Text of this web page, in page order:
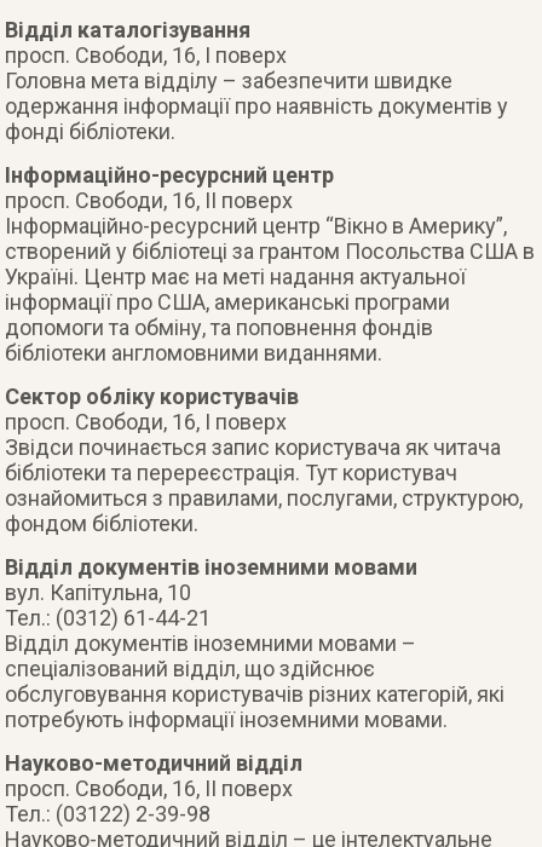
Відділ каталогізування
просп. Свободи, 16, І поверх
Головна мета відділу – забезпечити швидке
одержання інформації про наявність документів у
фонді бібліотеки.
Інформаційно-ресурсний центр
просп. Свободи, 16, ІІ поверх
Інформаційно-ресурсний центр “Вікно в Америку”,
створений у бібліотеці за грантом Посольства США в
Україні. Центр має на меті надання актуальної
інформації про США, американські програми
допомоги та обміну, та поповнення фондів
бібліотеки англомовними виданнями.
Сектор обліку користувачів
просп. Свободи, 16, І поверх
Звідси починається запис користувача як читача
бібліотеки та перереєстрація. Тут користувач
ознайомиться з правилами, послугами, структурою,
фондом бібліотеки.
Відділ документів іноземними мовами
вул. Капітульна, 10
Тел.: (0312) 61-44-21
Відділ документів іноземними мовами –
спеціалізований відділ, що здійснює
обслуговування користувачів різних категорій, які
потребують інформації іноземними мовами.
Науково-методичний відділ
просп. Свободи, 16, ІІ поверх
Тел.: (03122) 2-39-98
Науково-методичний відділ – це інтелектуальне